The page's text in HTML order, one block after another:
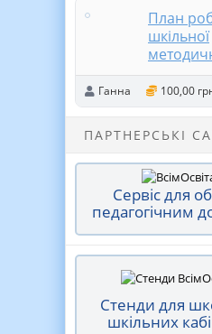
План
шкільної
комісії
вчителів
циклу на
2025 н.р
Ганна 100,00
ПАРТНЕРСЬКІ
Сервіс для
педагогічним
Стенди для
шкільних